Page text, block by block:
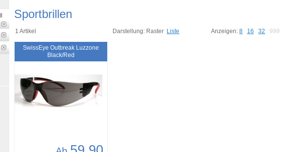
Sportbrillen
1 Artikel Anzeigen: 8 16 32 999
Darstellung: Raster Liste
SwissEye Outbreak Luzzone
Black/Red